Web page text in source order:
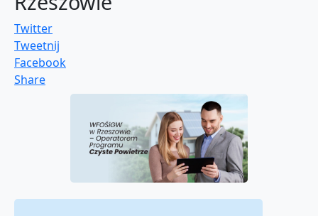
Twitter
Tweetnij
Facebook
Share